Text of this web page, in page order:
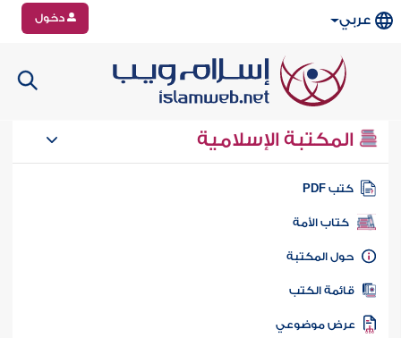
عربي دخول
المكتبة الإسلامية
كتب PDF
كتاب الأمة
المكتبة
الكتب